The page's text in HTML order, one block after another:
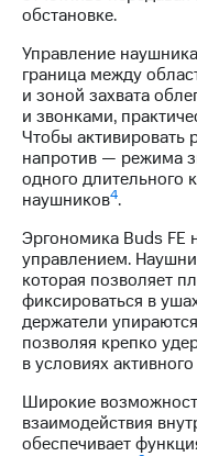
обстановке.
Управление
граница между
и зоной захвата
и звонками,
Чтобы
напротив — режима
одного длительного
наушников4.
Эргономика Buds FE
управлением.
которая позволяет
фиксироваться в
держатели
позволяя крепко
в условиях
Широкие
взаимодействия
обеспечивает